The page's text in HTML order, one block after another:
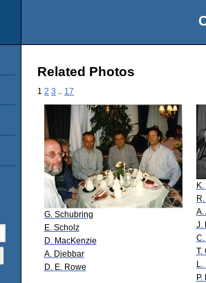
Related Photos
1 2 3 17
G. Schubring
E. Scholz
D. MacKenzie
A. Djebbar
D. E. Rowe
A.
J.
T.
L.
P.